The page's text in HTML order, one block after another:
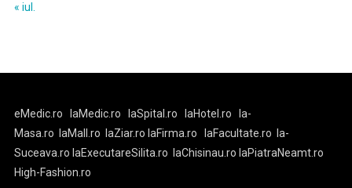
« iul.
eMedic.ro laMedic.ro laSpital.ro laHotel.ro
la-
Masa.ro
laMall.ro laZiar.ro laFirma.ro laFacultate.ro
la-
Suceava.ro laExecutareSilita.ro laChisinau.ro laPiatraNeamt.ro
High-Fashion.ro